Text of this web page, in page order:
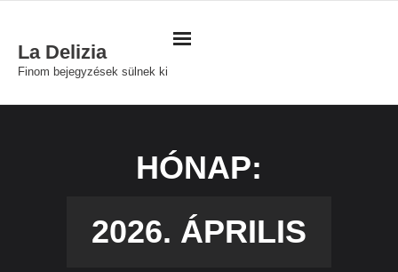
contentLa Delizia
Finom bejegyzések sülnek ki
HÓNAP:
2026. ÁPRILIS